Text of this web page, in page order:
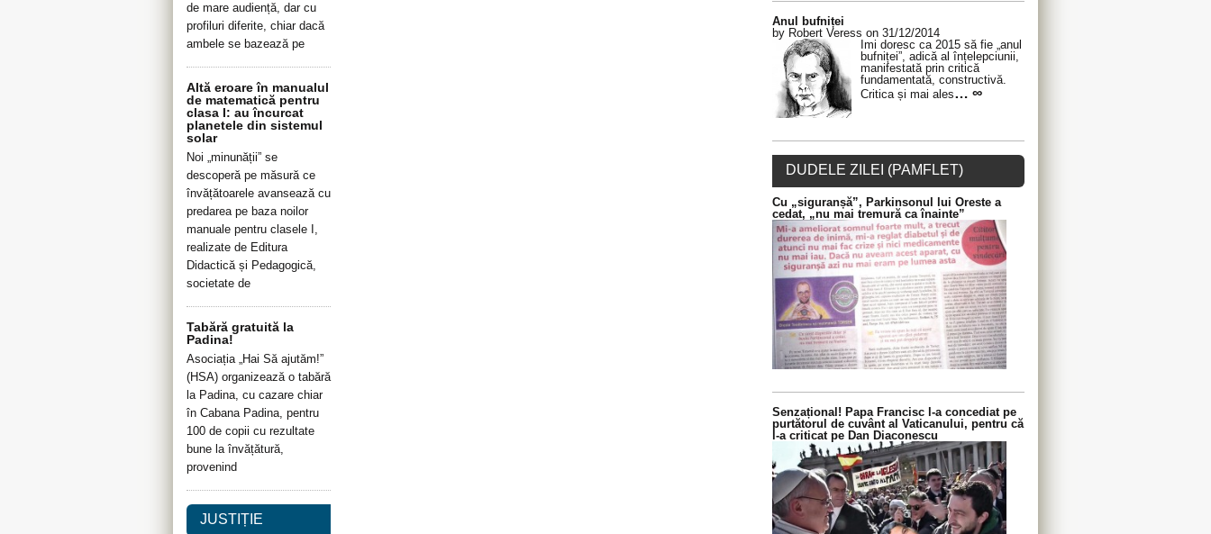
de mare audiență, dar cu
profiluri diferite, chiar dacă
ambele se bazează pe
Altă eroare în manualul
de matematică pentru
clasa I: au încurcat
planetele din sistemul
solar
Noi „minunății” se
descoperă pe măsură ce
învățătoarele avansează cu
predarea pe baza noilor
manuale pentru clasele I,
realizate de Editura
Didactică și Pedagogică,
societate de
Tabără gratuită la
Padina!
Asociația „Hai Să ajutăm!”
(HSA) organizează o tabără
la Padina, cu cazare chiar
în Cabana Padina, pentru
100 de copii cu rezultate
bune la învățătură,
provenind
JUSTIȚIE
Anul bufniței
by Robert Veress on 31/12/2014
Îmi doresc ca 2015 să fie „anul
bufniței”, adică al înțelepciunii,
manifestată prin critică
fundamentată, constructivă.
Critica și mai ales… ∞
DUDELE ZILEI (PAMFLET)
Cu „siguranșă”, Parkinsonul lui Oreste a
cedat, „nu mai tremură ca înainte”
Senzațional! Papa Francisc l-a concediat pe
purtătorul de cuvânt al Vaticanului, pentru că
l-a criticat pe Dan Diaconescu